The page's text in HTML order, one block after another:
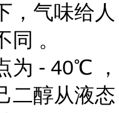
，气味给人
。
为 - 40℃ ，
二醇从液态